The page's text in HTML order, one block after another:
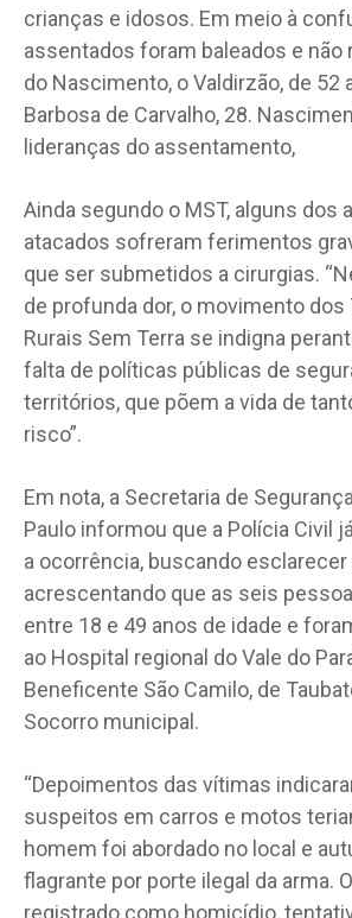
crianças e idosos. Em meio à
assentados foram baleados e não
do Nascimento, o Valdirzão, de 52
Barbosa de Carvalho, 28.
lideranças do assentamento,
Ainda segundo o MST, alguns dos
atacados sofreram ferimentos
que ser submetidos a cirurgias.
de profunda dor, o movimento dos
Rurais Sem Terra se indigna
falta de políticas públicas de
territórios, que põem a vida de
risco”.
Em nota, a Secretaria de
Paulo informou que a Polícia Civil
a ocorrência, buscando
acrescentando que as seis
entre 18 e 49 anos de idade e
ao Hospital regional do Vale do
Beneficente São Camilo, de
Socorro municipal.
“Depoimentos das vítimas
suspeitos em carros e motos
homem foi abordado no local e
flagrante por porte ilegal da arma.
registrado como homicídio,